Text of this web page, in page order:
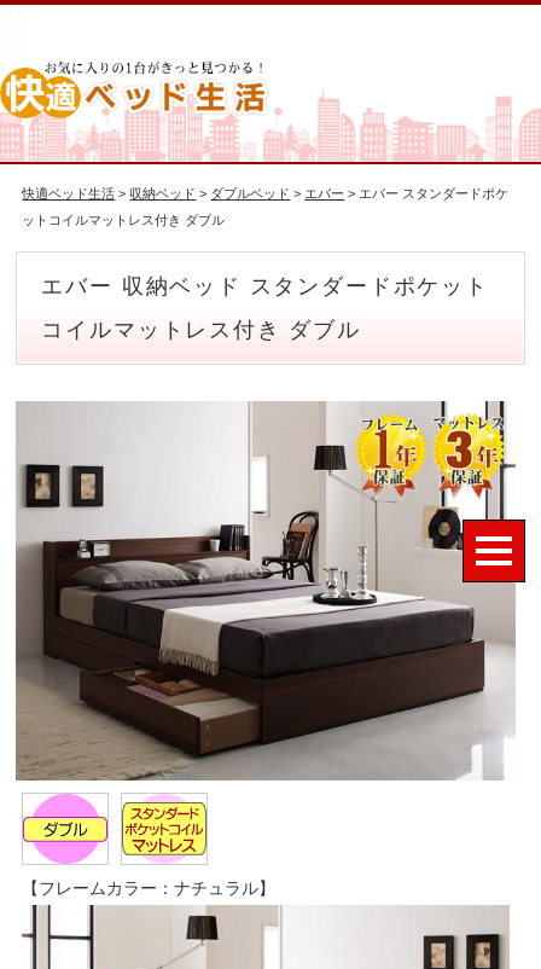
快適ベッド生活 >収納ベッド > ダブルベッド >エバー > エバー スタンダードポケ
ットコイルマットレス付き ダブル
エバー 収納ベッド スタンダードポケット
コイルマットレス付き ダブル
【フレームカラー：ナチュラル】